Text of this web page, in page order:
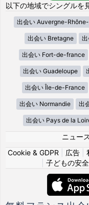
以下の地域でシングルを
出会い Auvergne-
出会い Bretagne
出会い Fort-de-france
出会い Guadeloupe
出会い Île-de-France
出会い Normandie 出
出会い Pays de la
ニュース
Cookie & GDPR
広告
子どもの安全